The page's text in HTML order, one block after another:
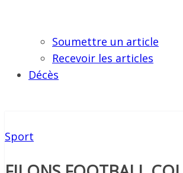
Soumettre un article
Recevoir les articles
Décès
Sport